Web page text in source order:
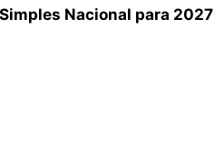
Nacional para 2027